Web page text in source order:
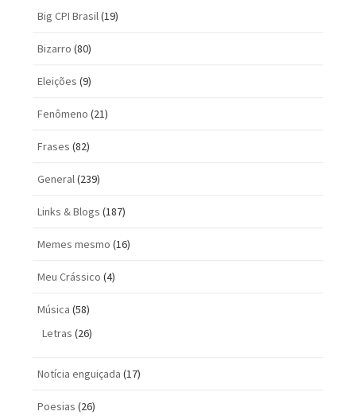
Big CPI Brasil(19)
Bizarro (80)
Eleições (9)
Fenômeno (21)
Frases (82)
General(239)
Links & Blogs (187)
Memes mesmo (16)
Meu Crássico (4)
Música (58)
Letras (26)
Notícia enguiçada (17)
Poesias (26)